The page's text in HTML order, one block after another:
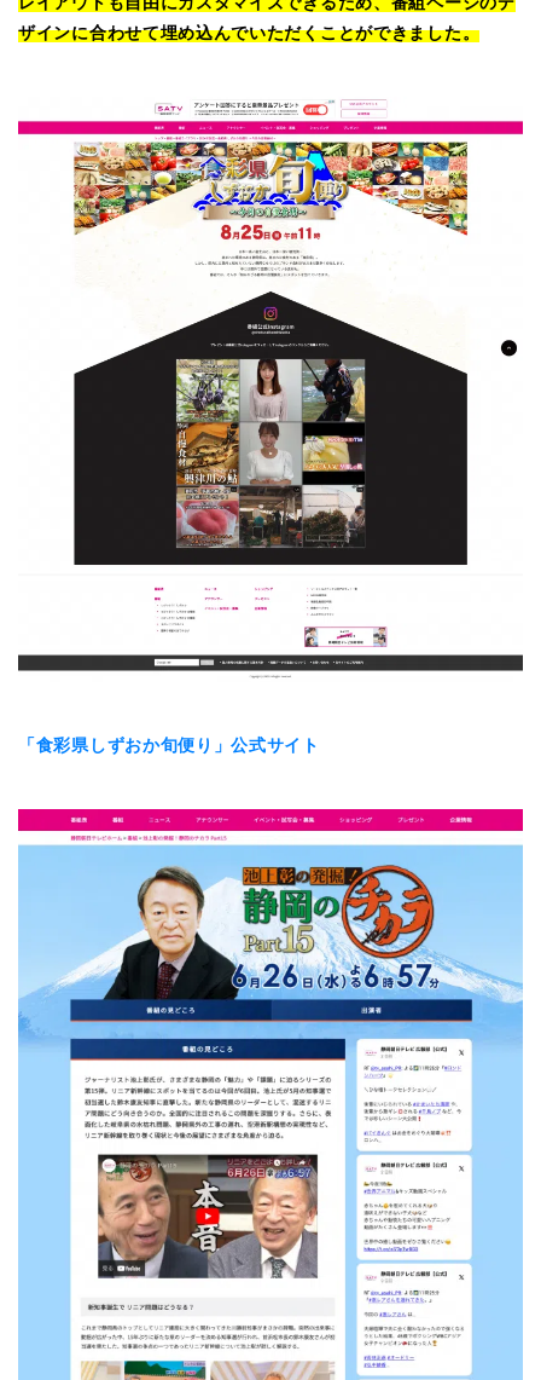
ザインに合わせて埋め込んでいただくことができました。
「食彩県しずおか旬便り」公式サイト